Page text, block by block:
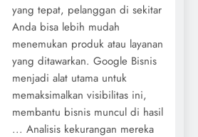
yang tepat, pelanggan di sekitar
Anda bisa lebih mudah
menemukan produk atau layanan
yang ditawarkan. Google Bisnis
menjadi alat utama untuk
memaksimalkan visibilitas ini,
membantu bisnis muncul di hasil
... Analisis kekurangan mereka